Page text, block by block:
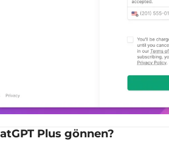
Plus gönnen?